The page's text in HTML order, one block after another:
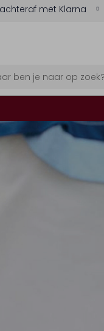
met Klarna